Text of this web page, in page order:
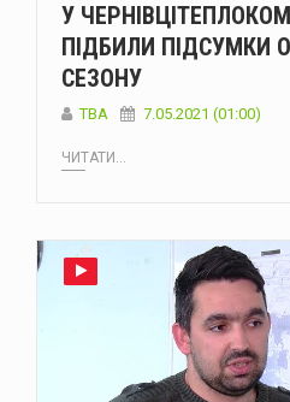
У
ПІДБИЛИ ПІДСУМКИ
СЕЗОНУ
TBA 7.05.2021 (01:00)
ЧИТАТИ...